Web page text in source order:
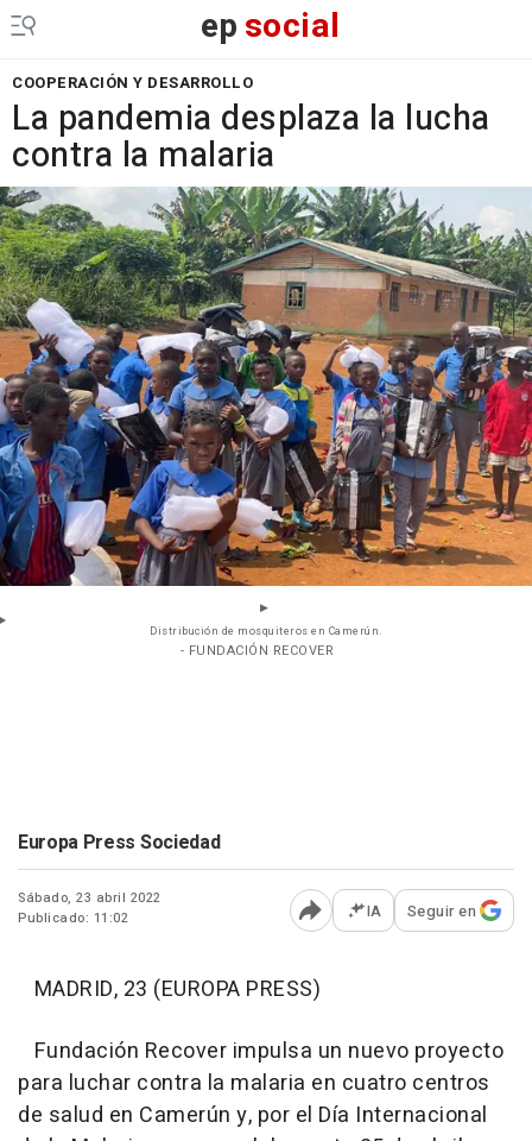
epsocial
COOPERACIÓN Y DESARROLLO
La pandemia desplaza la lucha
contra la malaria
Distribución de mosquiteros en Camerún.
- FUNDACIÓN RECOVER
Europa Press Sociedad
Sábado, 23 abril 2022
Publicado: 11:02
Abrir opciones para
IA Seguir en
MADRID, 23 (EUROPA PRESS)
Fundación Recover impulsa un nuevo proyecto
para luchar contra la malaria en cuatro centros
de salud en Camerún y, por el Día Internacional